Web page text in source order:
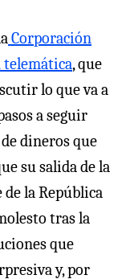
Corporación
telemática, que
lo que va a
a seguir
dineros que
su salida de la
la República
tras la
que
y, por